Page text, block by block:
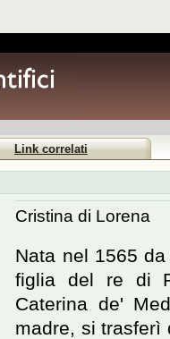
Link correlati
Cristina di Lorena
Nata nel 1565
figlia del re di
Caterina de'
madre, si trasferì